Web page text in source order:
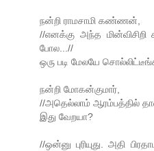
நன்றி ராமசாமி கண்ணன்,
//எனக்கு அந்த
போல...//
ஒரு படி மேலயே
நன்றி மோகன்குமார்,
//அதெல்லாம் ஆரம்பத்தில்
இது வேறயா?
//ஒன்னு புரியுது. அதி